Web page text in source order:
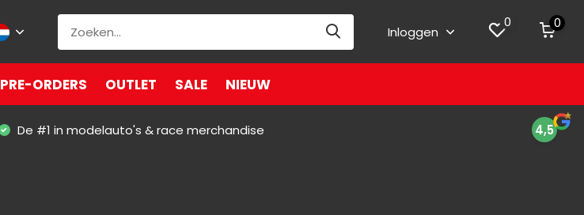
Inloggen
0 0
PRE-ORDERS OUTLET SALE NIEUW
De #1 in modelauto's & race merchandise 4,5